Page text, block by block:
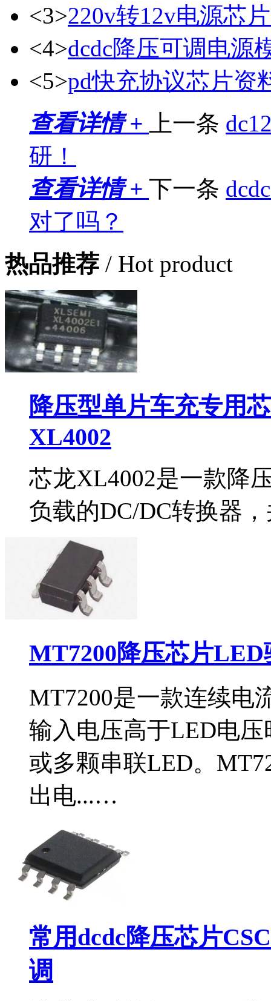
<3>220v转12v电源芯片
<4>dcdc降压可调电源
<5>pd快充协议芯片资
查看详情 +
上一条
研！
查看详情 + 下一条
对了吗？
热品推荐 / Hot product
降压型单片车充专用
XL4002
芯龙XL4002是一款降
负载的DC/DC转换器
MT7200降压芯片
MT7200是一款连续电
输入电压高于LED电
或多颗串联LED。
出电...…
常用dcdc降压芯片
调